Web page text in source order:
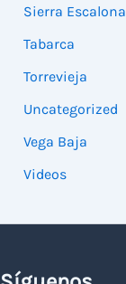
Sierra Escalona
Tabarca
Torrevieja
Uncategorized
Vega Baja
Videos